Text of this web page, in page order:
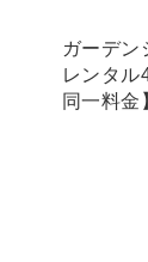
ガーデン
レンタル
同一料金